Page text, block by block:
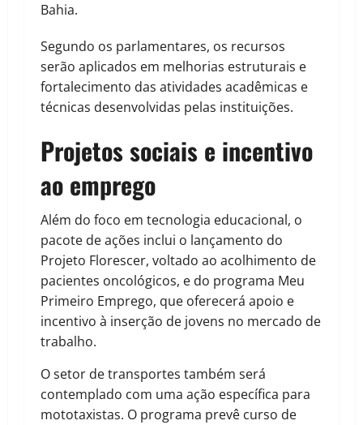
Bahia.
Segundo os parlamentares, os recursos
serão aplicados em melhorias estruturais e
fortalecimento das atividades acadêmicas e
técnicas desenvolvidas pelas instituições.
Projetos sociais e incentivo
ao emprego
Além do foco em tecnologia educacional, o
pacote de ações inclui o lançamento do
Projeto Florescer, voltado ao acolhimento de
pacientes oncológicos, e do programa Meu
Primeiro Emprego, que oferecerá apoio e
incentivo à inserção de jovens no mercado de
trabalho.
O setor de transportes também será
contemplado com uma ação específica para
mototaxistas. O programa prevê curso de